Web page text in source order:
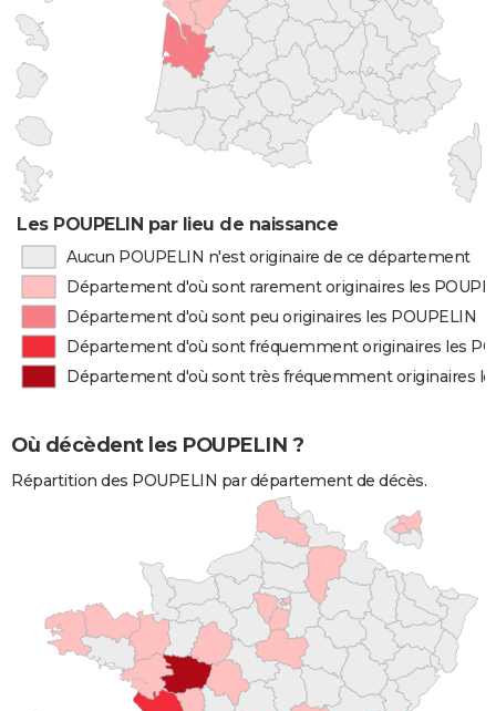
Les POUPELIN par lieu de naissance
Aucun POUPELIN n'est originaire de ce département
Département d'où sont rarement originaires les
Département d'où sont peu originaires les POUPELIN
Département d'où sont fréquemment originaires les
Département d'où sont très fréquemment originaires
Où décèdent les POUPELIN ?
Répartition des POUPELIN par département de décès.